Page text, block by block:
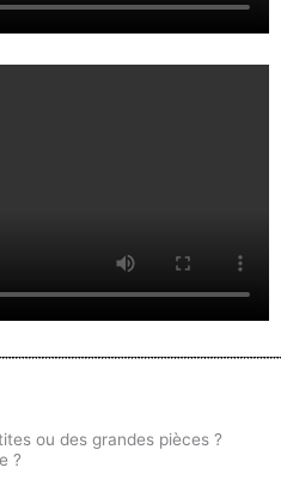
ou des grandes pièces ?
?